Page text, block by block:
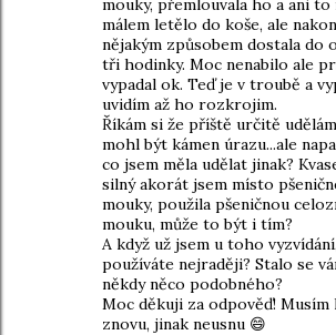
mouky, přemlouvala ho a ani
málem letělo do koše, ale
nějakým způsobem dostala do
tři hodinky. Moc nenabilo ale
vypadal ok. Teď je v troubě a
uvidím až ho rozkrojim.
Říkám si že příště určitě
mohl být kámen úrazu...ale
co jsem měla udělat jinak?
silný akorát jsem místo
mouky, použila pšeničnou
mouku, může to být i tím?
A když už jsem u toho
používáte nejraději? Stalo se
někdy něco podobného?
Moc děkuji za odpověď!
znovu, jinak neusnu 😄